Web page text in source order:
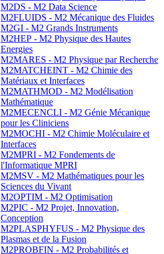
M2DS - M2 Data Science
M2FLUIDS - M2 Mécanique des Fluides
M2GI - M2 Grands Instruments
M2HEP - M2 Physique des Hautes
Energies
M2MARES - M2 Physique par Recherche
M2MATCHEINT - M2 Chimie des
Matériaux et Interfaces
M2MATHMOD - M2 Modélisation
Mathématique
M2MECENCLI - M2 Génie Mécanique
pour les Cliniciens
M2MOCHI - M2 Chimie Moléculaire et
Interfaces
M2MPRI - M2 Fondements de
l'Informatique MPRI
M2MSV - M2 Mathématiques pour les
Sciences du Vivant
M2OPTIM - M2 Optimisation
M2PIC - M2 Projet, Innovation,
Conception
M2PLASPHYFUS - M2 Physique des
Plasmas et de la Fusion
M2PROBFIN - M2 Probabilités et